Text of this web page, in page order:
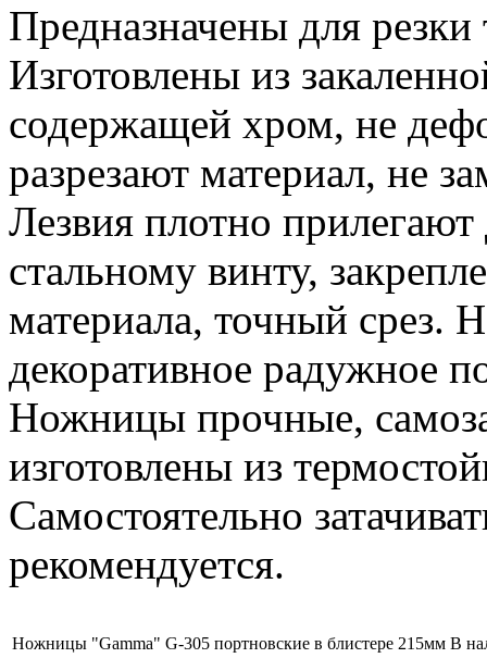
Предназначены для
Изготовлены из
содержащей хром, не
разрезают материал, не
Лезвия плотно прилегают
стальному винту,
материала, точный срез.
декоративное радужное
Ножницы прочные,
изготовлены из
Самостоятельно
рекомендуется.
Ножницы "Gamma" G-305 портновские в блистере 215мм В